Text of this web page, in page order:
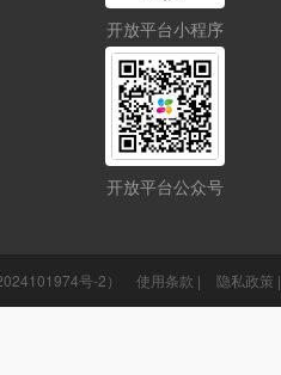
开放平台小程序
开放平台公众号
号-2） 使用条款 | 隐私政策 |